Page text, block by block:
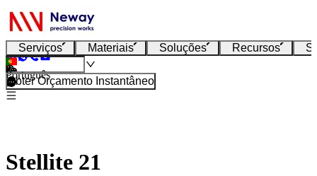
Serviços Materiais Soluções Recursos
Português
Obter Orçamento Instantâneo
Stellite 21